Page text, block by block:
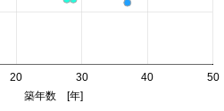
20 30 40 50
築年数 [年]